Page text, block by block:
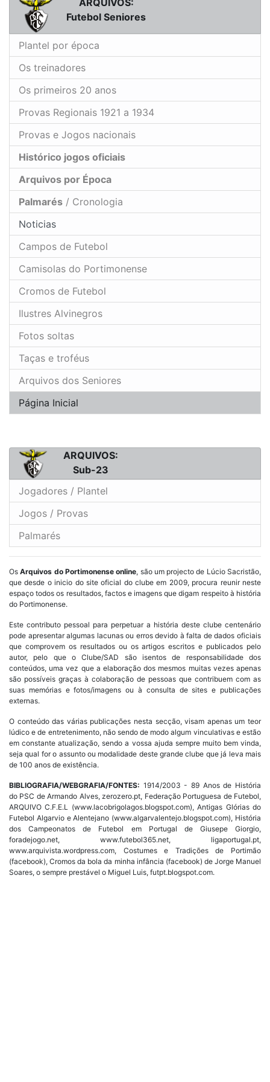
ARQUIVOS:
Futebol Seniores
Plantel por época
Os treinadores
Os primeiros 20 anos
Provas Regionais 1921 a 1934
Provas e Jogos nacionais
Histórico jogos oficiais
Arquivos por Época
Palmarés / Cronologia
Noticias
Campos de Futebol
Camisolas do Portimonense
Cromos de Futebol
Ilustres Alvinegros
Fotos soltas
Taças e troféus
Arquivos dos Seniores
Página Inicial
ARQUIVOS:
Sub-23
Jogadores / Plantel
Jogos / Provas
Palmarés
OsArquivos do Portimonense online, são um projecto de Lúcio Sacristão,
que desde o inicio do site oficial do clube em 2009, procura reunir neste
espaço todos os resultados, factos e imagens que digam respeito à história
do Portimonense.
Este contributo pessoal para perpetuar a história deste clube centenário
pode apresentar algumas lacunas ou erros devido à falta de dados oficiais
que comprovem os resultados ou os artigos escritos e publicados pelo
autor, pelo que o Clube/SAD são isentos de responsabilidade dos
conteúdos, uma vez que a elaboração dos mesmos muitas vezes apenas
são possíveis graças à colaboração de pessoas que contribuem com as
suas memórias e fotos/imagens ou à consulta de sites e publicações
externas.
O conteúdo das várias publicações nesta secção, visam apenas um teor
lúdico e de entretenimento, não sendo de modo algum vinculativas e estão
em constante atualização, sendo a vossa ajuda sempre muito bem vinda,
seja qual for o assunto ou modalidade deste grande clube que já leva mais
de 100 anos de existência.
BIBLIOGRAFIA/WEBGRAFIA/FONTES: 1914/2003 - 89 Anos de História
do PSC de Armando Alves, zerozero.pt, Federação Portuguesa de Futebol,
ARQUIVO C.F.E.L (www.lacobrigolagos.blogspot.com), Antigas Glórias do
Futebol Algarvio e Alentejano (www.algarvalentejo.blogspot.com), História
dos Campeonatos de Futebol em Portugal de Giusepe Giorgio,
foradejogo.net, www.futebol365.net, ligaportugal.pt,
www.arquivista.wordpress.com, Costumes e Tradições de Portimão
(facebook), Cromos da bola da minha infância (facebook) de Jorge Manuel
Soares, o sempre prestável o Miguel Luis, futpt.blogspot.com.